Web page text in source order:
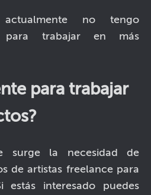
actualmente no tengo
para trabajar en más
para trabajar
surge la necesidad de
de artistas freelance para
estás interesado puedes